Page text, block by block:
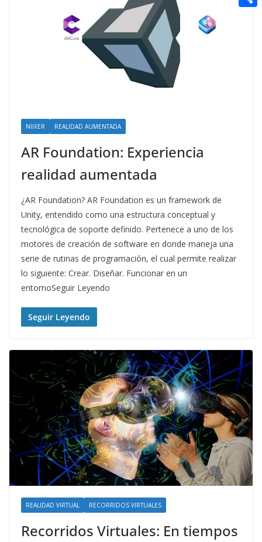
NIIXER REALIDAD AUMENTADA
AR Foundation: Experiencia
realidad aumentada
¿AR Foundation? AR Foundation es un framework de
Unity, entendido como una estructura conceptual y
tecnológica de soporte definido. Pertenece a uno de los
motores de creación de software en donde maneja una
serie de rutinas de programación, el cual permite realizar
lo siguiente: Crear. Diseñar. Funcionar en un
entornoSeguir Leyendo
Seguir Leyendo
REALIDAD VIRTUAL RECORRIDOS VIRTUALES
Recorridos Virtuales: En tiempos
n
a